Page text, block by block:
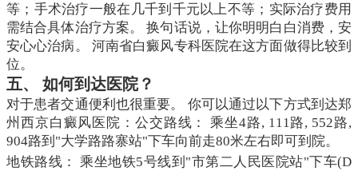
等；手术治疗一般在几千到千元以上不等；实际治疗费用
需结合具体治疗方案。 换句话说，让你明明白白消费，安
安心心治病。 河南省白癜风专科医院在这方面做得比较到
位。
五、 如何到达医院？
对于患者交通便利也很重要。 你可以通过以下方式到达郑
州西京白癜风医院：公交路线： 乘坐4路, 111路, 552路,
904路到"大学路路寨站"下车向前走80米左右即可到院。
地铁路线： 乘坐地铁5号线到"市第二人民医院站"下车(D